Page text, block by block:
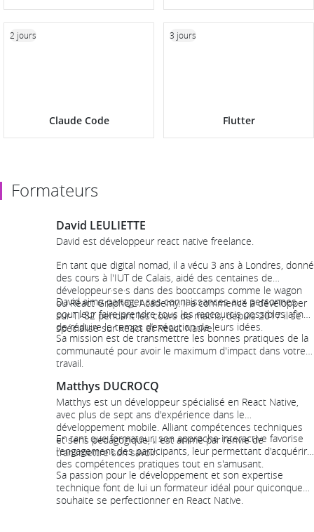
Claude Code
2 jours
Flutter
3 jours
Formateurs
David LEULIETTE
David est développeur react native freelance.
En tant que digital nomad, il a vécu 3 ans à Londres, donné
des cours à l'IUT de Calais, aidé des centaines de
développeur·se·s dans des bootcamps comme le wagon
ou React GraphQL Academy. Il a commencé à développer
sur TI-82 pendant les cours de maths, depuis 2017 il se
spécialise sur React et React Native.
David aime partager ses connaissances aux personnes
pour leur faire prendre tous les raccourcis possibles afin
de réduire le temps d’exécution de leurs idées.
Sa mission est de transmettre les bonnes pratiques de la
communauté pour avoir le maximum d'impact dans votre
travail.
Matthys DUCROCQ
Matthys est un développeur spécialisé en React Native,
avec plus de sept ans d'expérience dans le
développement mobile. Alliant compétences techniques
et sens pédagogique, il est animé par l'envie de
transmettre son savoir.
En tant que formateur, son approche interactive favorise
l'engagement des participants, leur permettant d'acquérir
des compétences pratiques tout en s'amusant.
Sa passion pour le développement et son expertise
technique font de lui un formateur idéal pour quiconque
souhaite se perfectionner en React Native.